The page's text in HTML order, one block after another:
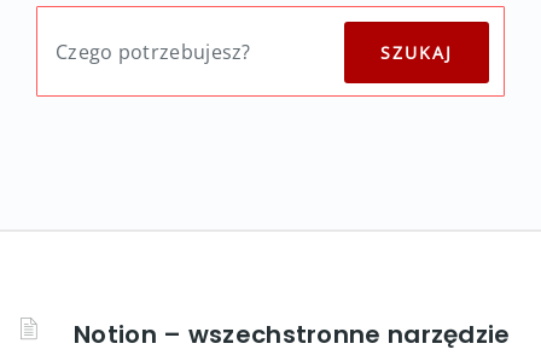
Notion – wszechstronne narzędzie